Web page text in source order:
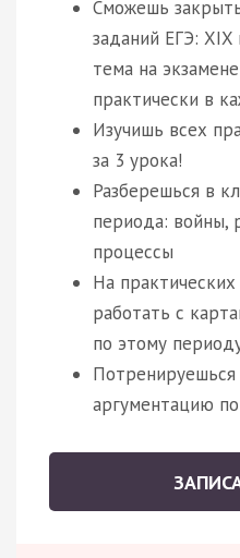
Сможешь
заданий ЕГЭ: XIX
тема на
практически в
Изучишь всех
за 3 урока!
Разберешься в
периода: войны,
процессы
На
работать с
по этому
Потренируешься
аргументацию